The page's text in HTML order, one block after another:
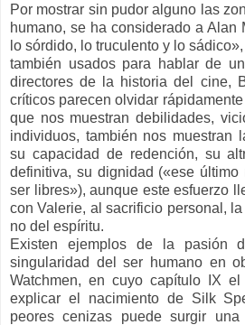
Por mostrar sin pudor alguno las
humano, se ha considerado a Alan
lo sórdido, lo truculento y lo
también usados para hablar de
directores de la historia del cine,
críticos parecen olvidar
que nos muestran debilidades,
individuos, también nos muestran
su capacidad de redención, su
definitiva, su dignidad («ese
ser libres»), aunque este esfuerzo
con Valerie, al sacrificio personal,
no del espíritu.
Existen ejemplos de la pasión
singularidad del ser humano en
Watchmen, en cuyo capítulo IX
explicar el nacimiento de Silk
peores cenizas puede surgir